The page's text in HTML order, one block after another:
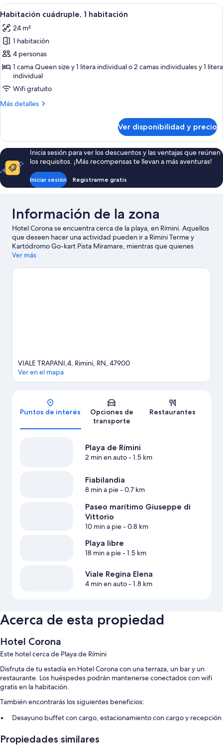
habitación
Ver
todas
las
fotos
de
Habitación
cuádruple,
1
habitación
Una habitación de hotel con dos
9
Habitación cuádruple, 1 habitación
24 m²
1 habitación
4 personas
1 cama Queen size y 1 litera individual o 2 camas individuales y 1 litera
individual
Wifi gratuito
Más detalles
Más
cuádruple,
habitación
Ver disponibilidad y precio
Inicia sesión para ver los descuentos y las ventajas que reúnen
los requisitos. ¡Más recompensas te llevan a más aventuras!
Iniciar sesión Registrarme gratis
Información de la zona
Hotel Corona se encuentra cerca de la playa, en Rímini. Aquellos
que deseen hacer una actividad pueden ir a Rimini Terme y
Kartódromo Go-kart Pista Miramare, mientras que quienes
quieran apreciar la belleza natural del área pueden visitar Playa
de Misano Marco Simoncelli, y haz algo de tiempo para conocer
Ver más
Mapa
VIALE TRAPANI,4, Rimini, RN, 47900
Ver en el mapa
Puntos de interés
Opciones de
transporte
Restaurantes
Playa de Rímini
2 min en auto- 1.5 km
Fiabilandia
8 min a pie- 0.7 km
Paseo marítimo Giuseppe di
Vittorio
10 min a pie- 0.8 km
Playa libre
18 min a pie- 1.5 km
Viale Regina Elena
4 min en auto- 1.8 km
Acerca de esta propiedad
Hotel Corona
Este hotel cerca de Playa de Rímini
Disfruta de tu estadía en Hotel Corona con una terraza, un bar y un
restaurante. Los huéspedes podrán mantenerse conectados con wifi
gratis en la habitación.
También encontrarás los siguientes beneficios:
Desayuno buffet con cargo, estacionamiento con cargo y recepción
Televisión en las áreas comunes, áreas para no fumadores y una caja
Propiedades similares